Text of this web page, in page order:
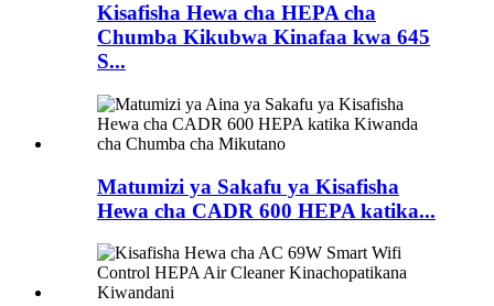
Kisafisha Hewa cha HEPA cha
Chumba Kikubwa Kinafaa kwa 645
S...
Matumizi ya Sakafu ya Kisafisha
Hewa cha CADR 600 HEPA katika...